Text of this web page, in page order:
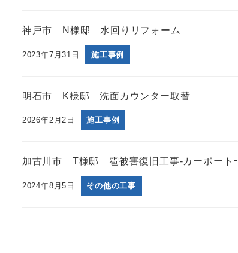
神戸市 N様邸 水回りリフォーム
2023年7月31日 施工事例
明石市 K様邸 洗面カウンター取替
2026年2月2日 施工事例
加古川市 T様邸 雹被害復旧工事-カーポートｰ
2024年8月5日 その他の工事